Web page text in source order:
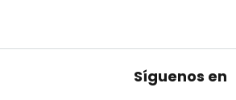
Síguenos en